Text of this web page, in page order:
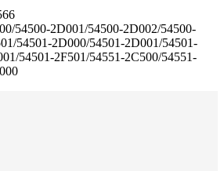
54500-2D001/54500-2D002/54500-
54501-2D000/54501-2D001/54501-
54501-2F501/54551-2C500/54551-